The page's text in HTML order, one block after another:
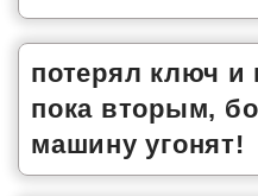
потерял ключ и
пока вторым,
машину угонят!